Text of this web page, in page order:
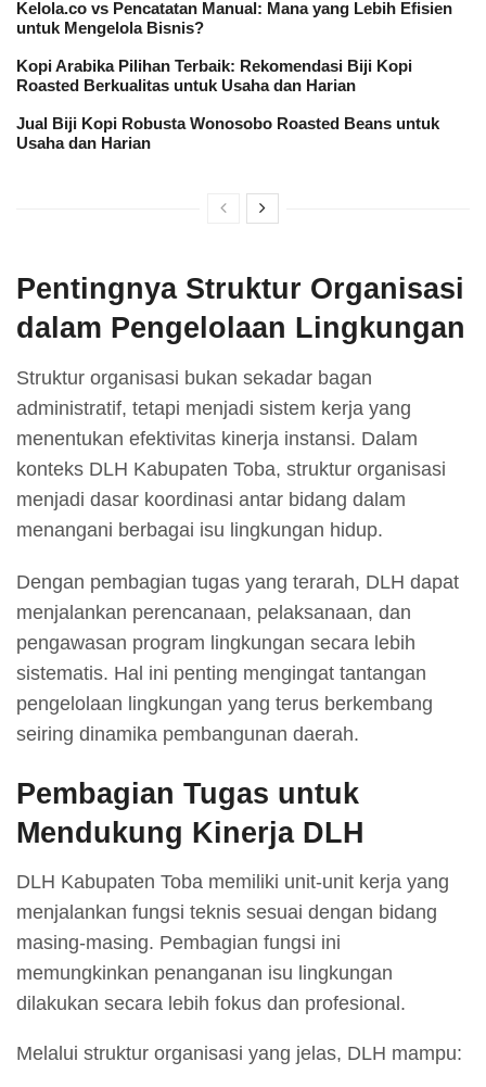
Kelola.co vs Pencatatan Manual: Mana yang Lebih Efisien
untuk Mengelola Bisnis?
Kopi Arabika Pilihan Terbaik: Rekomendasi Biji Kopi
Roasted Berkualitas untuk Usaha dan Harian
Jual Biji Kopi Robusta Wonosobo Roasted Beans untuk
Usaha dan Harian
Pentingnya Struktur Organisasi
dalam Pengelolaan Lingkungan
Struktur organisasi bukan sekadar bagan
administratif, tetapi menjadi sistem kerja yang
menentukan efektivitas kinerja instansi. Dalam
konteks DLH Kabupaten Toba, struktur organisasi
menjadi dasar koordinasi antar bidang dalam
menangani berbagai isu lingkungan hidup.
Dengan pembagian tugas yang terarah, DLH dapat
menjalankan perencanaan, pelaksanaan, dan
pengawasan program lingkungan secara lebih
sistematis. Hal ini penting mengingat tantangan
pengelolaan lingkungan yang terus berkembang
seiring dinamika pembangunan daerah.
Pembagian Tugas untuk
Mendukung Kinerja DLH
DLH Kabupaten Toba memiliki unit-unit kerja yang
menjalankan fungsi teknis sesuai dengan bidang
masing-masing. Pembagian fungsi ini
memungkinkan penanganan isu lingkungan
dilakukan secara lebih fokus dan profesional.
Melalui struktur organisasi yang jelas, DLH mampu: